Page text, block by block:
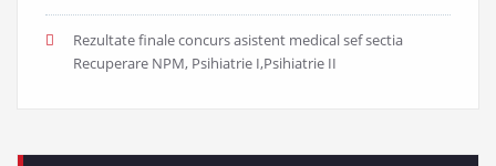
Rezultate finale concurs asistent medical sef sectia
Recuperare NPM, Psihiatrie I,Psihiatrie II